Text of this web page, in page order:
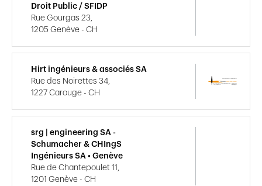
Droit Public / SFIDP
Rue Gourgas 23,
1205 Genève - CH
Hirt ingénieurs & associés SA
Rue des Noirettes 34,
1227 Carouge - CH
srg | engineering SA -
Schumacher & CHIngS
Ingénieurs SA • Genève
Rue de Chantepoulet 11,
1201 Genève - CH